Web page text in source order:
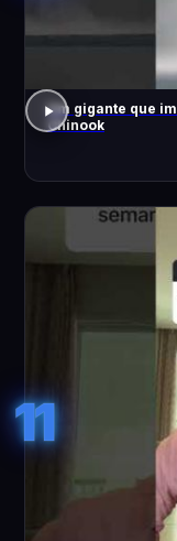
Um gigante que
Chinook
11